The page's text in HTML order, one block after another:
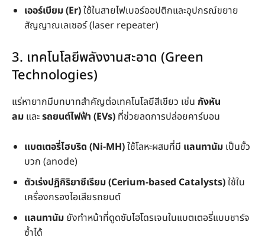
เออร์เบียม (Er)ใช้ในสายไฟเบอร์ออปติกและอุปกรณ์ขยาย
สัญญาณเลเซอร์ (laser repeater)
3. เทคโนโลยีพลังงานสะอาด (Green
Technologies)
แร่หายากมีบทบาทสำคัญต่อเทคโนโลยีสีเขียว เช่น กังหัน
ลม และรถยนต์ไฟฟ้า (EVs) ที่ช่วยลดการปล่อยคาร์บอน
แบตเตอรี่ไฮบริด (Ni-MH)ใช้โลหะผสมที่มี แลนทานัม เป็นขั้ว
บวก (anode)
ตัวเร่งปฏิกิริยาซีเรียม (Cerium-based Catalysts)ใช้ใน
เครื่องกรองไอเสียรถยนต์
แลนทานัม ยังทำหน้าที่ดูดซับไฮโดรเจนในแบตเตอรี่แบบชาร์จ
ซ้ำได้